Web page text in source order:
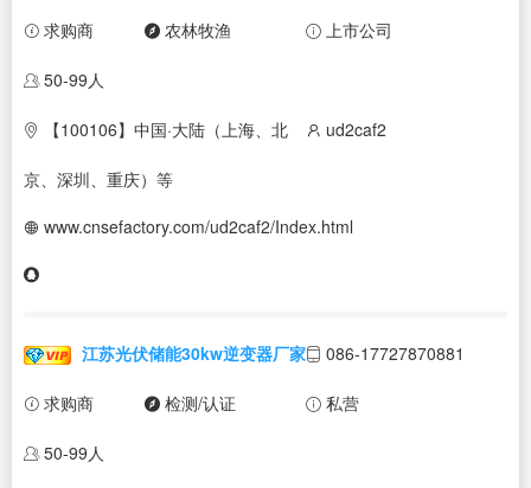
求购商 农林牧渔 上市公司
50-99人
【100106】中国·大陆（上海、北
京、深圳、重庆）等
ud2caf2
www.cnsefactory.com/ud2caf2/Index.html
江苏光伏储能30kw逆变器厂家 086-17727870881
求购商 检测/认证 私营
50-99人